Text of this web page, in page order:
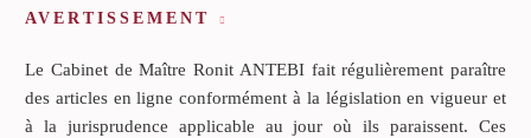
AVERTISSEMENT
Le Cabinet de Maître Ronit ANTEBI fait régulièrement paraître
des articles en ligne conformément à la législation en vigueur et
à la jurisprudence applicable au jour où ils paraissent. Ces